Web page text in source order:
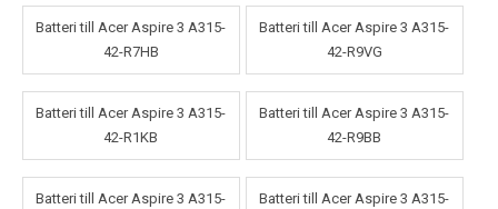
Batteri till Acer Aspire 3 A315-
42-R7HB
Batteri till Acer Aspire 3 A315-
42-R9VG
Batteri till Acer Aspire 3 A315-
42-R1KB
Batteri till Acer Aspire 3 A315-
42-R9BB
Batteri till Acer Aspire 3 A315-
Batteri till Acer Aspire 3 A315-